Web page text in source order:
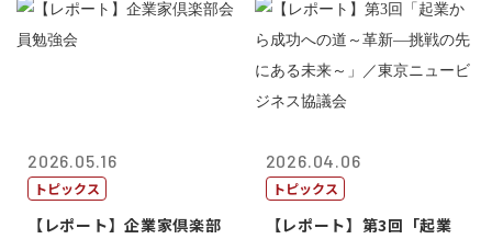
2026.05.16
トピックス
【レポート】企業家倶楽部
2026.04.06
トピックス
【レポート】第3回「起業